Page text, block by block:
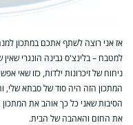
אז אני רוצה לשתף אתכם במתכון
למטבח – בלינצ'ס גבינה הונגרי
ניחוח של זיכרונות ילדות, כזו שאי
המתכון הזה היה סוד של סבתא שלי,
הסיבות שאני כל כך אוהב את
את החום והאהבה של הבית.